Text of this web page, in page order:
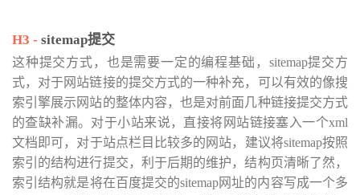
sitemap提交
这种提交方式，也是需要一定的编程基础，sitemap提交方
式，对于网站链接的提交方式的一种补充，可以有效的像搜
索引擎展示网站的整体内容，也是对前面几种链接提交方式
的查缺补漏。对于小站来说，直接将网站链接塞入一个xml
文档即可，对于站点栏目比较多的网站，建议将sitemap按照
索引的结构进行提交，利于后期的维护，结构页清晰了然，
索引结构就是将在百度提交的sitemap网址的内容写成一个多